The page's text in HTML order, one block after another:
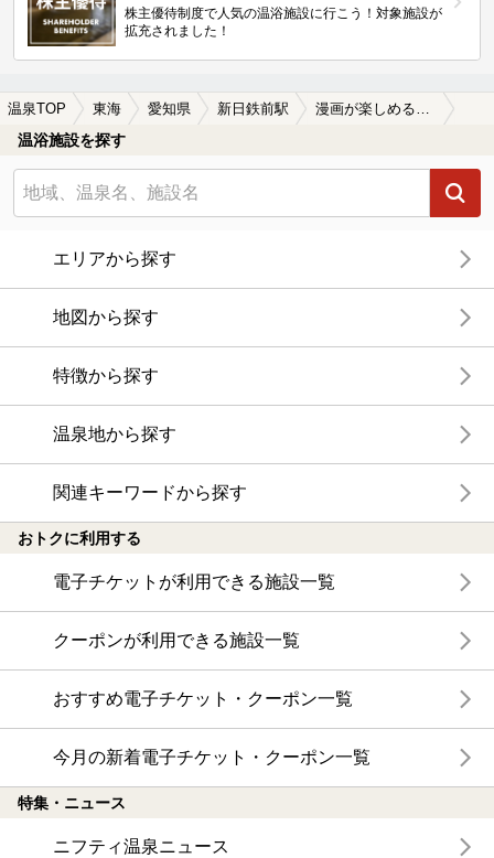
株主優待制度で人気の温浴施設に行こう！対象施設が
拡充されました！
温泉TOP 東海 愛知県 新日鉄前駅 漫画が楽しめる新日鉄前駅近くの温泉、日帰り温泉、スーパー銭湯おすすめ
温浴施設を探す
エリアから探す
地図から探す
特徴から探す
温泉地から探す
関連キーワードから探す
おトクに利用する
電子チケットが利用できる施設一覧
クーポンが利用できる施設一覧
おすすめ電子チケット・クーポン一覧
今月の新着電子チケット・クーポン一覧
特集・ニュース
ニフティ温泉ニュース